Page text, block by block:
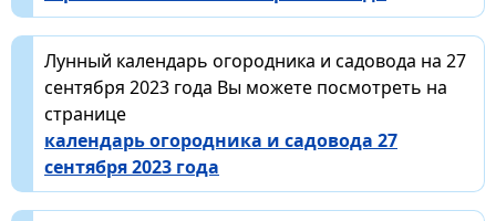
Лунный календарь огородника и садовода на 27
сентября 2023 года Вы можете посмотреть на
странице
календарь огородника и садовода 27
сентября 2023 года